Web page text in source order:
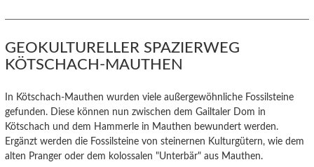
GEOKULTURELLER SPAZIERWEG
KÖTSCHACH-MAUTHEN
In Kötschach-Mauthen wurden viele außergewöhnliche Fossilsteine
gefunden. Diese können nun zwischen dem Gailtaler Dom in
Kötschach und dem Hammerle in Mauthen bewundert werden.
Ergänzt werden die Fossilsteine von steinernen Kulturgütern, wie dem
alten Pranger oder dem kolossalen "Unterbär" aus Mauthen.